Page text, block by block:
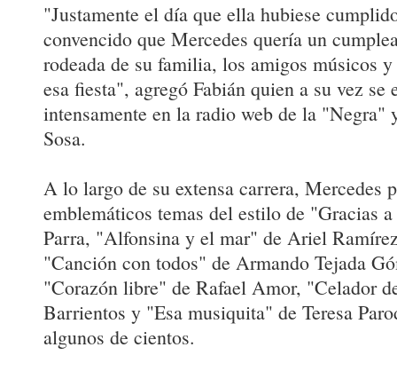
"Justamente el día que ella hubiese
convencido que Mercedes quería un
rodeada de su familia, los amigos músicos
esa fiesta", agregó Fabián quien a su vez se
intensamente en la radio web de la "Negra"
Sosa.
A lo largo de su extensa carrera, Mercedes
emblemáticos temas del estilo de "Gracias
Parra, "Alfonsina y el mar" de Ariel
"Canción con todos" de Armando Tejada
"Corazón libre" de Rafael Amor, "Celador
Barrientos y "Esa musiquita" de Teresa
algunos de cientos.